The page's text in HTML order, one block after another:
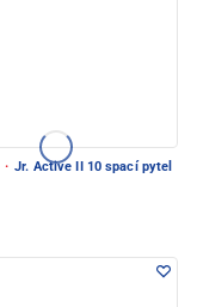
· Jr. Active II 10 spací pytel